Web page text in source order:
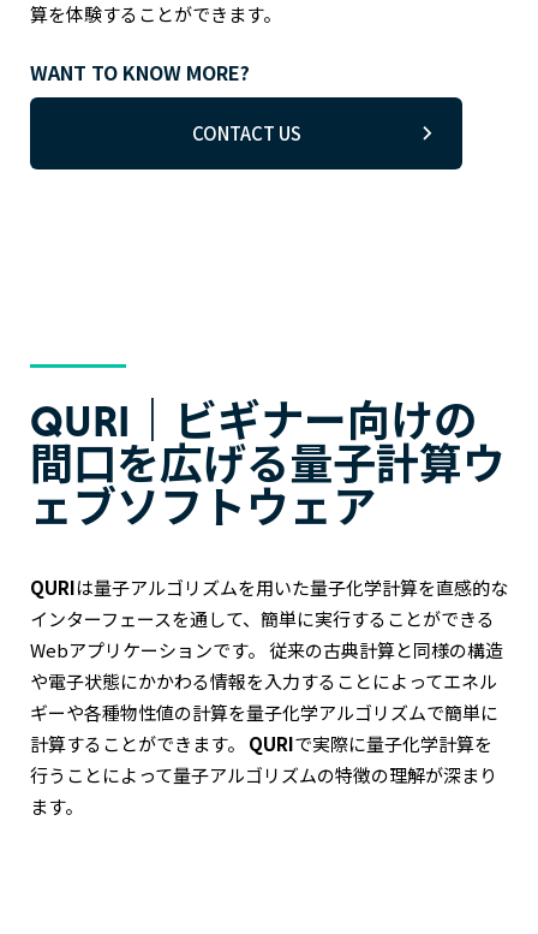
算を体験することができます。
WANT TO KNOW MORE?
CONTACT US
QURI｜ビギナー向けの
間口を広げる量子計算ウ
ェブソフトウェア
QURIは量子アルゴリズムを用いた量子化学計算を直感的な
インターフェースを通して、簡単に実行することができる
Webアプリケーションです。 従来の古典計算と同様の構造
や電子状態にかかわる情報を入力することによってエネル
ギーや各種物性値の計算を量子化学アルゴリズムで簡単に
計算することができます。 QURIで実際に量子化学計算を
行うことによって量子アルゴリズムの特徴の理解が深まり
ます。